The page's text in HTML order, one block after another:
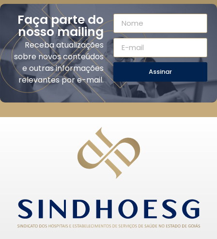
Faça parte do
nosso mailing
Receba atualizações
sobre novos conteúdos
e outras informações
relevantes por e-mail.
Assinar